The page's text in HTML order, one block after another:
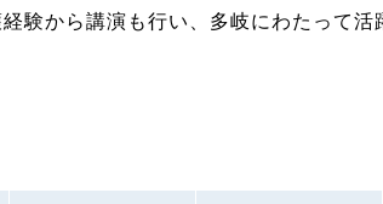
験から講演も行い、多岐にわたって活